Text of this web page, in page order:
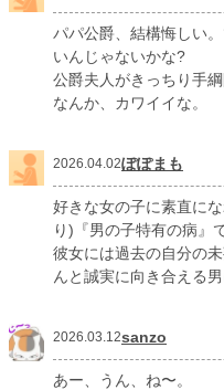
パパ公爵、結構悔しい
いんじゃないかな?
公爵夫人がきっちり手綱
なんか、カワイイな。
2026.04.02ぽぽまも
好きな女の子に素直に
り)『男の子特有の病』
彼女には過去の自分の
んと誠実に向き合える
2026.03.12sanzo
あー、うん、ね〜。